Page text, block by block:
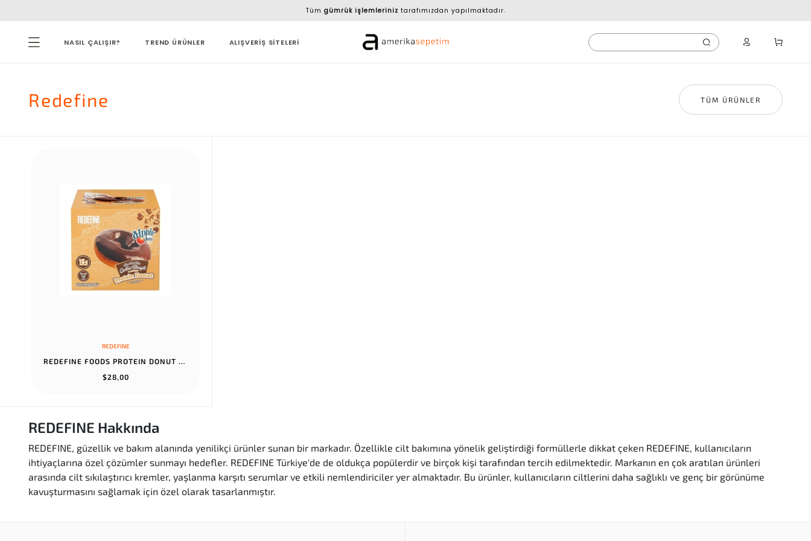
Tüm gümrük işlemleriniz tarafımızdan yapılmaktadır.
NASIL ÇALIŞIR? TREND ÜRÜNLER ALIŞVERİŞ SİTELERİ
Redefine TÜM ÜRÜNLER
REDEFINE
REDEFINE FOODS PROTEIN DONUT - CHOCOLATE CHIP COOKIE DOUGH FLAVOR...
$28,00
REDEFINE Hakkında
REDEFINE, güzellik ve bakım alanında yenilikçi ürünler sunan bir markadır. Özellikle cilt bakımına yönelik geliştirdiği formüllerle dikkat çeken REDEFINE, kullanıcıların
ihtiyaçlarına özel çözümler sunmayı hedefler. REDEFINE Türkiye'de de oldukça popülerdir ve birçok kişi tarafından tercih edilmektedir. Markanın en çok aratılan ürünleri
arasında cilt sıkılaştırıcı kremler, yaşlanma karşıtı serumlar ve etkili nemlendiriciler yer almaktadır. Bu ürünler, kullanıcıların ciltlerini daha sağlıklı ve genç bir görünüme
kavuşturmasını sağlamak için özel olarak tasarlanmıştır.